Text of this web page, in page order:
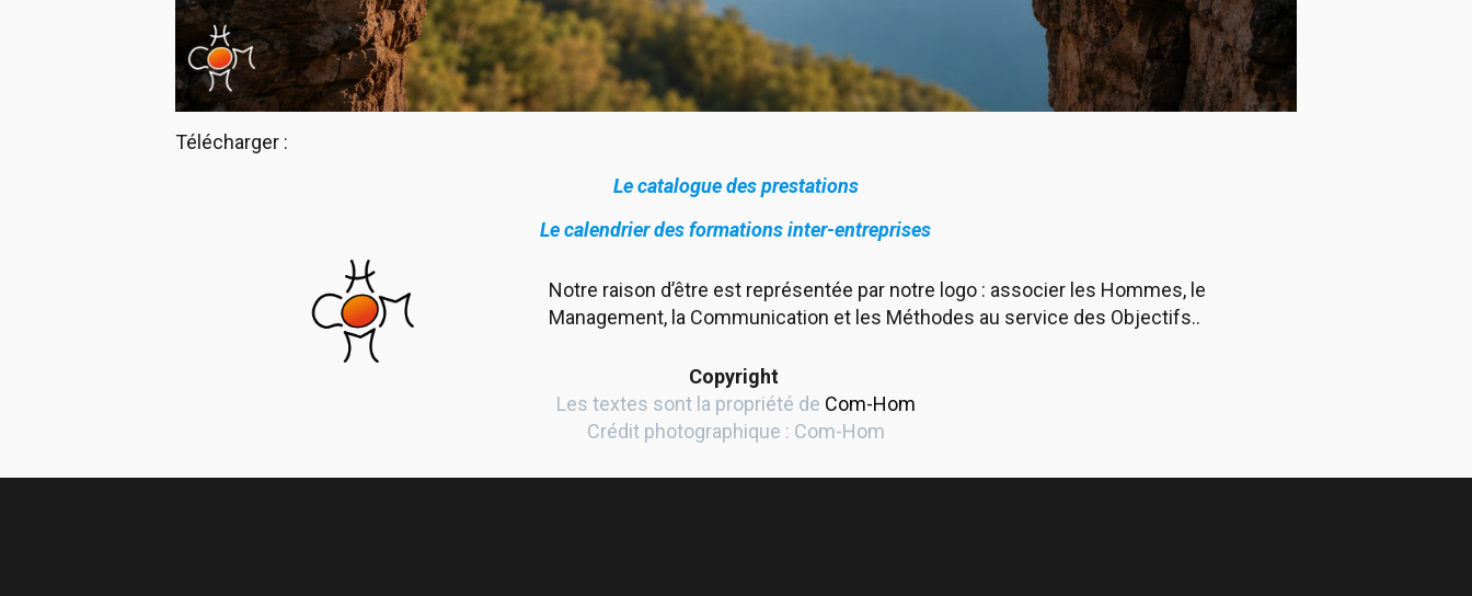
Télécharger :
Le catalogue des prestations
Le calendrier des formations inter-entreprises
Notre raison d’être est représentée par notre logo : associer les Hommes, le
Management, la Communication et les Méthodes au service des Objectifs..
Copyright
Les textes sont la propriété de Com-Hom
Crédit photographique : Com-Hom